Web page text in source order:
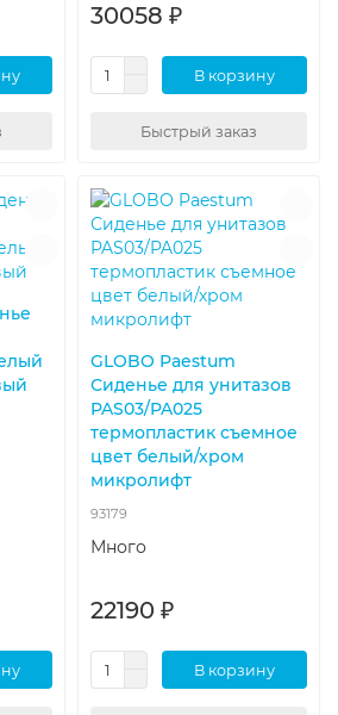
30058 ₽
В корзину
Быстрый заказ
GLOBO Paestum
Сиденье для унитазов
PAS03/PA025
термопластик съемное
цвет белый/хром
микролифт
93179
Много
22190 ₽
В корзину